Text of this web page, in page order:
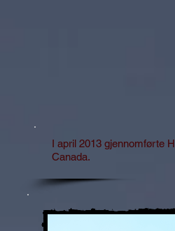
I april 2013 gjennomførte
Canada.